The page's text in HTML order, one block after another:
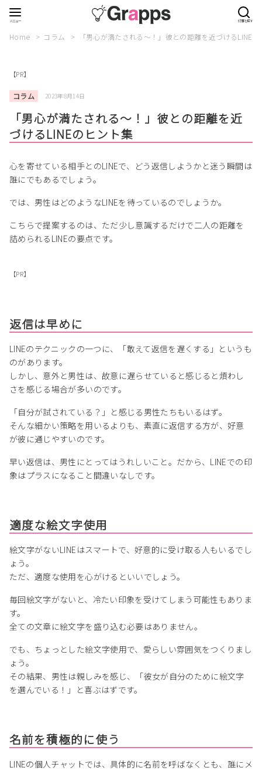
Home コラム 「男心が満たされる〜！」彼との距離を近づけるLINE
【PR】
コラム 2023年8月14日
「男心が満たされる〜！」彼との距離を近
づけるLINEのヒント集
心を寄せている相手とのLINEで、どう返信しようかと迷う瞬間は
誰にでもあるでしょう。
では、男性はどのようなLINEを待っているのでしょうか。
こちらで提案するのは、ただ少し意識するだけで二人の距離を
詰められるLINEの要点です。
【PR】
返信は早めに
LINEのテクニックの一つに、「敢えて返信を遅くする」というも
のがあります。
しかし、意外と男性は、故意に遅らせていると感じると煩わし
さを感じる場合が多いのです。
「自分が試されている？」と感じる男性たちもいるはず。
そんな細かい策略を用いるよりも、素直に返信する方が、好意
が彼に通じやすいのです。
早い返信は、男性にとってはうれしいこと。だから、LINEでの印
象はプラスになること間違いなしです。
適度な絵文字使用
絵文字がないLINEはスマートで、好意的に受け取る人もいるでし
ょう。
ただ、適度な使用を心がけるといいでしょう。
毎回絵文字がないと、冷たい印象を受けてしまう可能性もありま
す。
全ての文章に絵文字を盛り込む必要はありません。
でも、ちょっとした絵文字使用で、愛らしい雰囲気をつくりまし
ょう。
その結果、男性は親しみを感じ、「彼女が自分のために絵文字
を選んでいる！」と喜ぶはずです。
名前を積極的に使う
LINEの個人チャットでは、具体的に名前を呼ばなくとも、誰にメ